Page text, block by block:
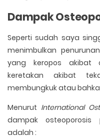
Dampak
Seperti sudah saya
menimbulkan
yang keropos akibat
keretakan akibat
membungkuk atau
Menurut International
dampak osteoporosis
adalah :